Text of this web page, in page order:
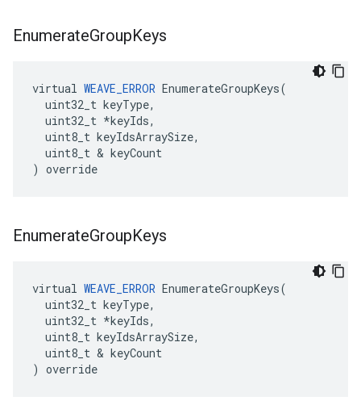
EnumerateGroupKeys
virtual WEAVE_ERROR EnumerateGroupKeys(
  uint32_t keyType,
  uint32_t *keyIds,
  uint8_t keyIdsArraySize,
  uint8_t & keyCount
) override
EnumerateGroupKeys
virtual WEAVE_ERROR EnumerateGroupKeys(
  uint32_t keyType,
  uint32_t *keyIds,
  uint8_t keyIdsArraySize,
  uint8_t & keyCount
) override